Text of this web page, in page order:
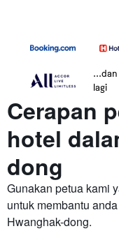
lagi
Cerapan
hotel
dong
Gunakan petua kami
untuk membantu
Hwanghak-dong.